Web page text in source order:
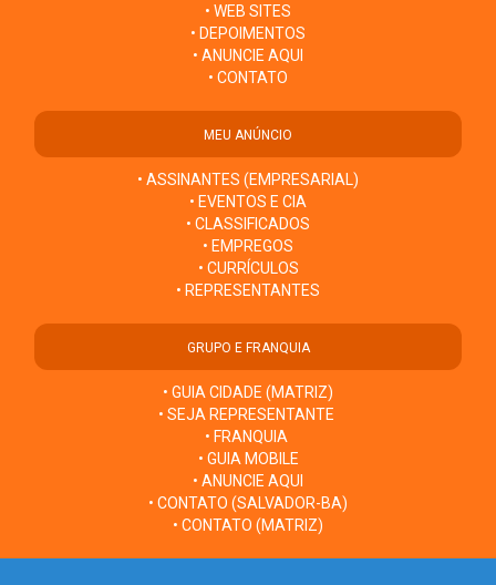
• WEB SITES
• DEPOIMENTOS
• ANUNCIE AQUI
• CONTATO
MEU ANÚNCIO
• ASSINANTES (EMPRESARIAL)
• EVENTOS E CIA
• CLASSIFICADOS
• EMPREGOS
• CURRÍCULOS
• REPRESENTANTES
GRUPO E FRANQUIA
• GUIA CIDADE (MATRIZ)
• SEJA REPRESENTANTE
• FRANQUIA
• GUIA MOBILE
• ANUNCIE AQUI
• CONTATO (SALVADOR-BA)
• CONTATO (MATRIZ)